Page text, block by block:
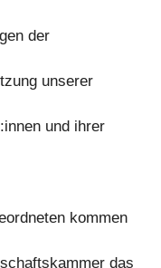
der
unserer
und ihrer
kommen
das